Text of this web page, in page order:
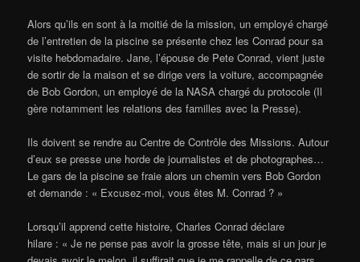
Alors qu’ils en sont à la moitié de la mission, un employé chargé
de l’entretien de la piscine se présente chez les Conrad pour sa
visite hebdomadaire. Jane, l’épouse de Pete Conrad, vient juste
de sortir de la maison et se dirige vers la voiture, accompagnée
de Bob Gordon, un employé de la NASA chargé du protocole (Il
gère notamment les relations des familles avec la Presse).
Ils doivent se rendre au Centre de Contrôle des Missions. Autour
d’eux se presse une horde de journalistes et de photographes…
Le gars de la piscine se fraie alors un chemin vers Bob Gordon
et demande : « Excusez-moi, vous êtes M. Conrad ? »
Lorsqu’il apprend cette histoire, Charles Conrad déclare
hilare : « Je ne pense pas avoir la grosse tête, mais si un jour je